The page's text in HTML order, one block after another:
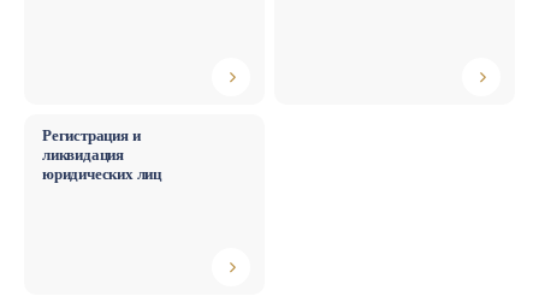
Регистрация и
ликвидация
юридических лиц